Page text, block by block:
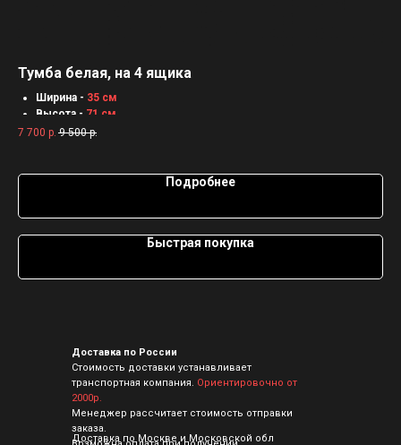
Тумба белая, на 4 ящика
Ширина - 35 см
Высота - 71 см
Глубина - 40 см
7 700 р. 9 500 р.
Подробнее
Быстрая покупка
Доставка по Москве и Московской обл
Доставка по России
Стоимость доставки устанавливает
транспортная компания. Ориентировочно от
2000р.
Менеджер рассчитает стоимость отправки
заказа.